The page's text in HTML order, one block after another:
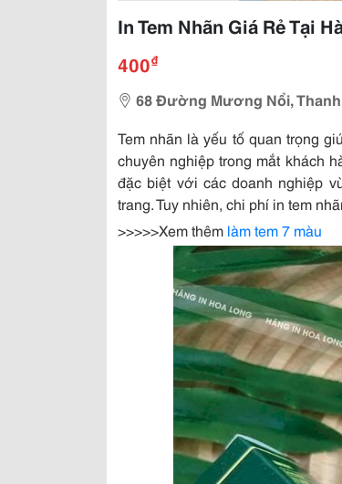
In Tem Nhãn Giá Rẻ Tại
400₫
68 Đường Mương Nổi,
Tem nhãn là yếu tố quan trọng
chuyên nghiệp trong mắt khách
đặc biệt với các doanh nghiệp
trang. Tuy nhiên, chi phí in tem
>>>>>Xem thêm làm tem 7 màu